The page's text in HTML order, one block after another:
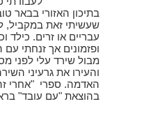
בתיכון האזורי בבאר
שעשיתי זאת במקביל,
עבריים או זרים. כילד
ופזמונים אך זנחתי
מבול שירד עלי לפני
והעירו את גרעיני
האדמה. ספרי "אחרי
בהוצאת "עם עובד"